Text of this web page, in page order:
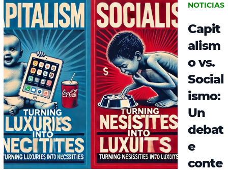
NOTICIAS
Capit
alism
o vs.
Social
ismo:
Un
debat
e
conte